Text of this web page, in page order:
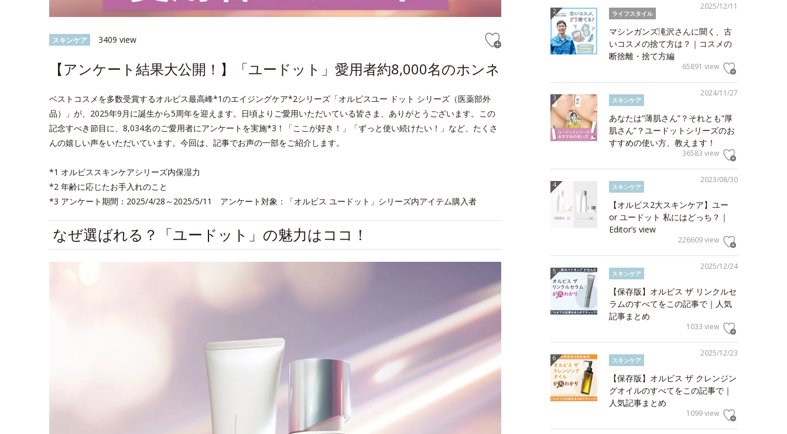
スキンケア 3409 view
【アンケート結果大公開！】「ユードット」愛用者約8,000名のホンネ
ベストコスメを多数受賞するオルビス最高峰*1のエイジングケア*2シリーズ「オルビスユー ドット シリーズ（医薬部外
品）」が、2025年9月に誕生から5周年を迎えます。日頃よりご愛用いただいている皆さま、ありがとうございます。この
記念すべき節目に、8,034名のご愛用者にアンケートを実施*3！「ここが好き！」「ずっと使い続けたい！」など、たくさ
んの嬉しい声をいただいています。今回は、記事でお声の一部をご紹介します。
*1 オルビススキンケアシリーズ内保湿力
*2 年齢に応じたお手入れのこと
*3 アンケート期間：2025/4/28～2025/5/11 アンケート対象：「オルビス ユードット」シリーズ内アイテム購入者
なぜ選ばれる？「ユードット」の魅力はココ！
2025/12/11
ライフスタイル
マシンガンズ滝沢さんに聞く、古
いコスメの捨て方は？｜コスメの
断捨離・捨て方編
65891 view
2024/11/27
スキンケア
あなたは“薄肌さん”？それとも“厚
肌さん”？ユードットシリーズのお
すすめの使い方、教えます！
36583 view
2023/08/30
スキンケア
【オルビス2大スキンケア】ユー
or ユードット 私にはどっち？｜
Editor’s view
226609 view
2025/12/24
スキンケア
【保存版】オルビス ザ リンクルセ
ラムのすべてをこの記事で｜人気
記事まとめ
1033 view
2025/12/23
スキンケア
【保存版】オルビス ザ クレンジン
グオイルのすべてをこの記事で｜
人気記事まとめ
1099 view